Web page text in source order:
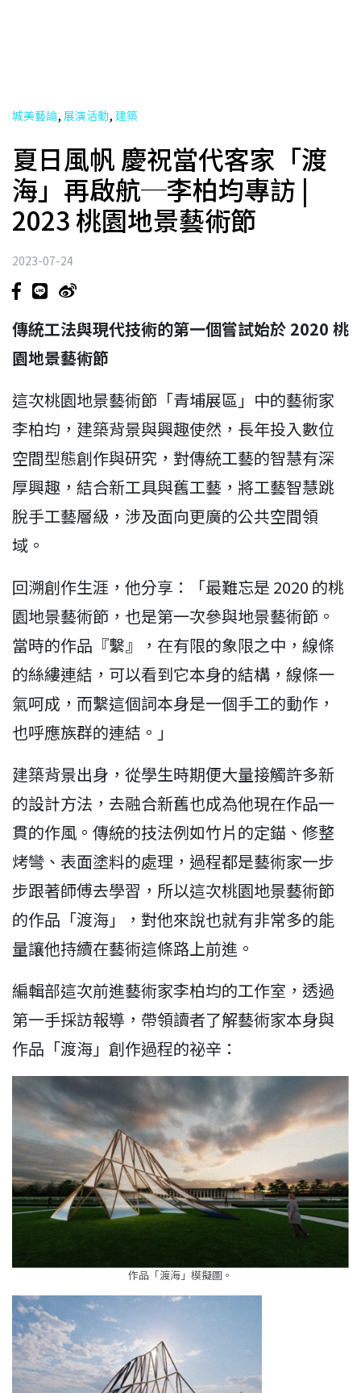
城美藝論, 展演活動, 建築
夏日風帆 慶祝當代客家「渡
海」再啟航─李柏均專訪 |
2023 桃園地景藝術節
2023-07-24
傳統工法與現代技術的第一個嘗試始於 2020 桃
園地景藝術節
這次桃園地景藝術節「青埔展區」中的藝術家
李柏均，建築背景與興趣使然，長年投入數位
空間型態創作與研究，對傳統工藝的智慧有深
厚興趣，結合新工具與舊工藝，將工藝智慧跳
脫手工藝層級，涉及面向更廣的公共空間領
域。
回溯創作生涯，他分享：「最難忘是 2020 的桃
園地景藝術節，也是第一次參與地景藝術節。
當時的作品『繫』，在有限的象限之中，線條
的絲縷連結，可以看到它本身的結構，線條一
氣呵成，而繫這個詞本身是一個手工的動作，
也呼應族群的連結。」
建築背景出身，從學生時期便大量接觸許多新
的設計方法，去融合新舊也成為他現在作品一
貫的作風。傳統的技法例如竹片的定錨、修整
烤彎、表面塗料的處理，過程都是藝術家一步
步跟著師傅去學習，所以這次桃園地景藝術節
的作品「渡海」，對他來說也就有非常多的能
量讓他持續在藝術這條路上前進。
編輯部這次前進藝術家李柏均的工作室，透過
第一手採訪報導，帶領讀者了解藝術家本身與
作品「渡海」創作過程的祕辛：
作品「渡海」模擬圖。